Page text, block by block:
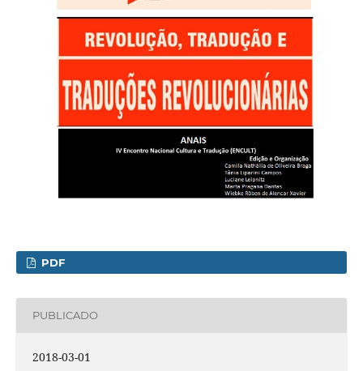
PDF
PUBLICADO
2018-03-01